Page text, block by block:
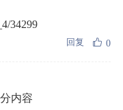
34299
回复 0
内容